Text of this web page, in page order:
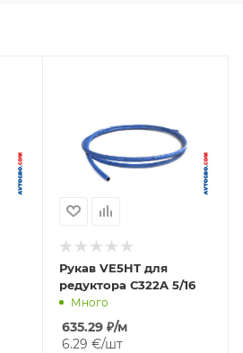
Рукав VE5HT для
редуктора С322A 5/16
Много
635.29₽/м
6.29 €/шт